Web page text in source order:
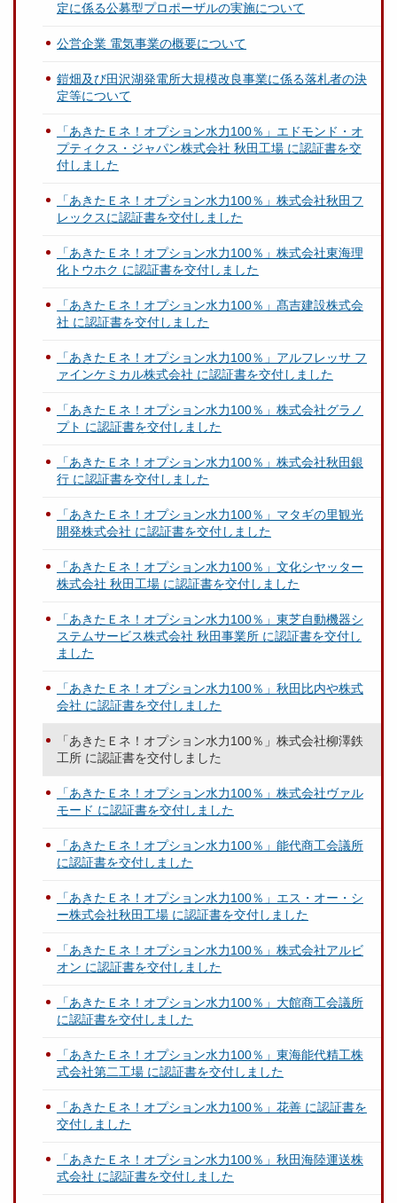
定に係る公募型プロポーザルの実施について
公営企業 電気事業の概要について
鎧畑及び田沢湖発電所大規模改良事業に係る落札者の決
定等について
「あきたＥネ！オプション水力100％」エドモンド・オ
プティクス・ジャパン株式会社 秋田工場 に認証書を交
付しました
「あきたＥネ！オプション水力100％」株式会社秋田フ
レックスに認証書を交付しました
「あきたＥネ！オプション水力100％」株式会社東海理
化トウホク に認証書を交付しました
「あきたＥネ！オプション水力100％」髙吉建設株式会
社 に認証書を交付しました
「あきたＥネ！オプション水力100％」アルフレッサ フ
ァインケミカル株式会社 に認証書を交付しました
「あきたＥネ！オプション水力100％」株式会社グラノ
プト に認証書を交付しました
「あきたＥネ！オプション水力100％」株式会社秋田銀
行 に認証書を交付しました
「あきたＥネ！オプション水力100％」マタギの里観光
開発株式会社 に認証書を交付しました
「あきたＥネ！オプション水力100％」文化シヤッター
株式会社 秋田工場 に認証書を交付しました
「あきたＥネ！オプション水力100％」東芝自動機器シ
ステムサービス株式会社 秋田事業所 に認証書を交付し
ました
「あきたＥネ！オプション水力100％」秋田比内や株式
会社 に認証書を交付しました
「あきたＥネ！オプション水力100％」株式会社柳澤鉄
工所 に認証書を交付しました
「あきたＥネ！オプション水力100％」株式会社ヴァル
モード に認証書を交付しました
「あきたＥネ！オプション水力100％」能代商工会議所
に認証書を交付しました
「あきたＥネ！オプション水力100％」エス・オー・シ
ー株式会社秋田工場 に認証書を交付しました
「あきたＥネ！オプション水力100％」株式会社アルビ
オン に認証書を交付しました
「あきたＥネ！オプション水力100％」大館商工会議所
に認証書を交付しました
「あきたＥネ！オプション水力100％」東海能代精工株
式会社第二工場 に認証書を交付しました
「あきたＥネ！オプション水力100％」花善 に認証書を
交付しました
「あきたＥネ！オプション水力100％」秋田海陸運送株
式会社 に認証書を交付しました